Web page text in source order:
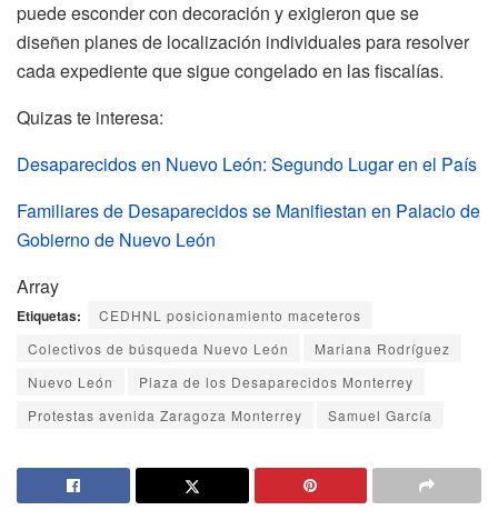
puede esconder con decoración y exigieron que se
diseñen planes de localización individuales para resolver
cada expediente que sigue congelado en las fiscalías.
Quizas te interesa:
Desaparecidos en Nuevo León: Segundo Lugar en el País
Familiares de Desaparecidos se Manifiestan en Palacio de
Gobierno de Nuevo León
Array
Etiquetas:
CEDHNL posicionamiento maceteros
Colectivos de búsqueda Nuevo León
Mariana Rodríguez
Nuevo León
Plaza de los Desaparecidos Monterrey
Protestas avenida Zaragoza Monterrey
Samuel García